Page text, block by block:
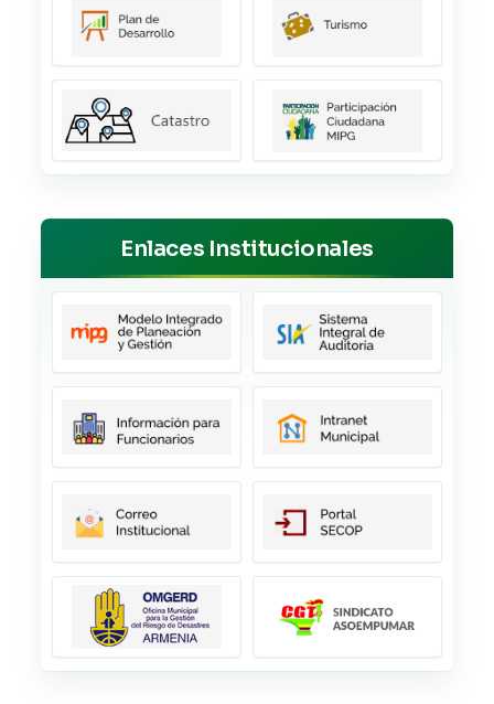
Enlaces Institucionales